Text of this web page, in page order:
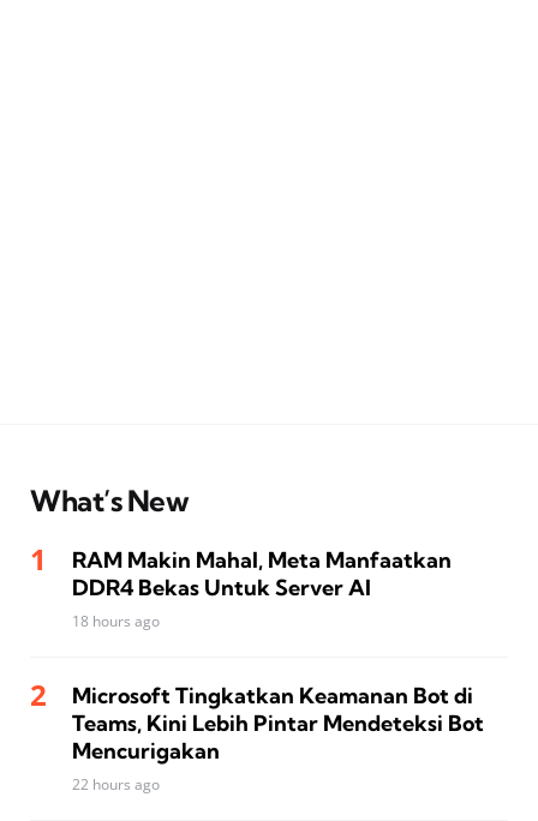
What’s New
RAM Makin Mahal, Meta Manfaatkan
DDR4 Bekas Untuk Server AI
18 hours ago
Microsoft Tingkatkan Keamanan Bot di
Teams, Kini Lebih Pintar Mendeteksi Bot
Mencurigakan
22 hours ago